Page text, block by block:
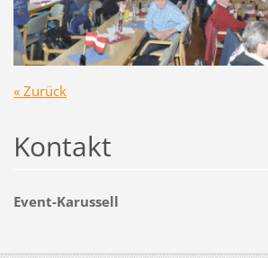
« Zurück
Kontakt
Event-Karussell